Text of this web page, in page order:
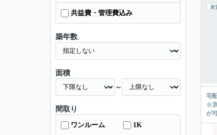
賃
宅
☆京
が
共益費・管理費込み
築年数
面積
～
間取り
ワンルーム 1K